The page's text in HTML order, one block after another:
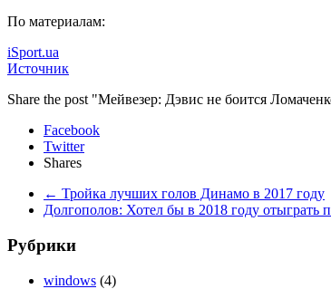
По материалам:
iSport.ua
Источник
Share the post "Мейвезер: Дэвис не боится
Facebook
Twitter
Shares
← Тройка лучших голов Динамо в 2017 году
Долгополов: Хотел бы в 2018 году отыграть
Рубрики
windows (4)